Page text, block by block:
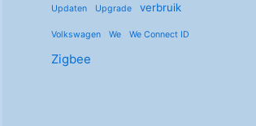
Updaten Upgrade verbruik
Volkswagen We We Connect ID
Zigbee